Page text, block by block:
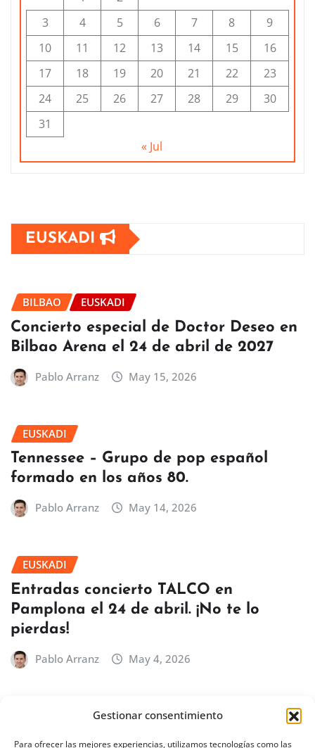
Gestionar consentimiento
Para ofrecer las mejores experiencias, utilizamos tecnologías como las
3
4 5 6 7 8
9
10
11 12 13 14 15
16
17
18 19 20 21 22
23
24
25 26 27 28 29
30
31
« Jul
EUSKADI
BILBAO EUSKADI
Concierto especial de Doctor Deseo en
Bilbao Arena el 24 de abril de 2027
Pablo Arranz May 15, 2026
EUSKADI
Tennessee – Grupo de pop español
formado en los años 80.
Pablo Arranz May 14, 2026
EUSKADI
Entradas concierto TALCO en
Pamplona el 24 de abril. ¡No te lo
pierdas!
Pablo Arranz May 4, 2026
EUSKADI
Concierto de Íñigo Quintero en Bilbao